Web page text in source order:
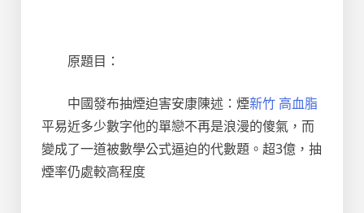
原題目：
中國發布抽煙迫害安康陳述：煙新竹 高血脂
平易近多少數字他的單戀不再是浪漫的傻氣，而
變成了一道被數學公式逼迫的代數題。超3億，抽
煙率仍處較高程度